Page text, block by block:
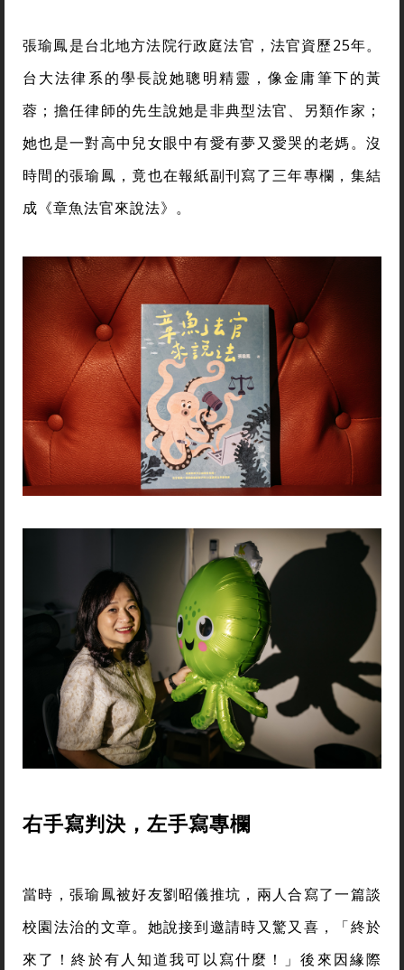
張瑜鳳是台北地方法院行政庭法官，法官資歷25年。
台大法律系的學長說她聰明精靈，像金庸筆下的黃
蓉；擔任律師的先生說她是非典型法官、另類作家；
她也是一對高中兒女眼中有愛有夢又愛哭的老媽。沒
時間的張瑜鳳，竟也在報紙副刊寫了三年專欄，集結
成《章魚法官來說法》。
右手寫判決，左手寫專欄
當時，張瑜鳳被好友劉昭儀推坑，兩人合寫了一篇談
校園法治的文章。她說接到邀請時又驚又喜，「終於
來了！終於有人知道我可以寫什麼！」後來因緣際